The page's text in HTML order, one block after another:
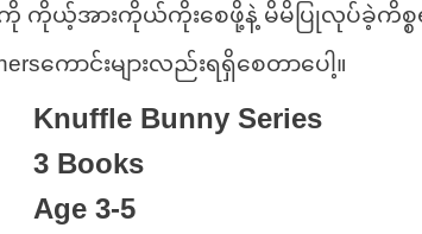
ကို ကိုယ့်အားကိုယ်ကိုးစေဖို့နဲ့ မိမိပြုလုပ်ခဲ့ကိစ္
ကောင်းများလည်းရရှိစေတာပေါ့။
Knuffle Bunny Series
3 Books
Age 3-5